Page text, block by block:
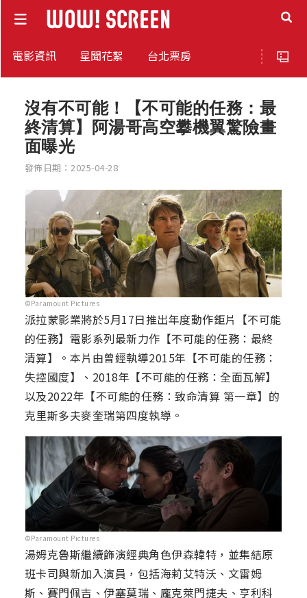
電影資訊 星聞花絮 台北票房
沒有不可能！【不可能的任務：最
終清算】阿湯哥高空攀機翼驚險畫
面曝光
發佈日期：2025-04-28
©Paramount Pictures
派拉蒙影業將於5月17日推出年度動作鉅片【不可能
的任務】電影系列最新力作【不可能的任務：最終
清算】。本片由曾經執導2015年【不可能的任務：
失控國度】、2018年【不可能的任務：全面瓦解】
以及2022年【不可能的任務：致命清算 第一章】的
克里斯多夫麥奎瑞第四度執導。
©Paramount Pictures
湯姆克魯斯繼續飾演經典角色伊森韓特，並集結原
班卡司與新加入演員，包括海莉艾特沃、文雷姆
斯、賽門佩吉、伊塞莫瑞、龐克萊門捷夫、亨利科